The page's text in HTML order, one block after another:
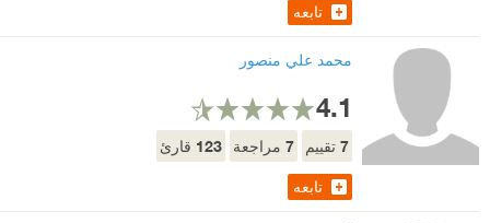
تابعه
محمد علي منصور
4.1
7تقييم 7مراجعة 123 قارئ
تابعه